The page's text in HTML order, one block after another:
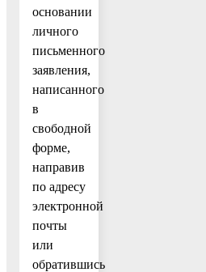
основании
личного
письменного
заявления,
написанного
в
свободной
форме,
направив
по адресу
электронной
почты
или
обратившись